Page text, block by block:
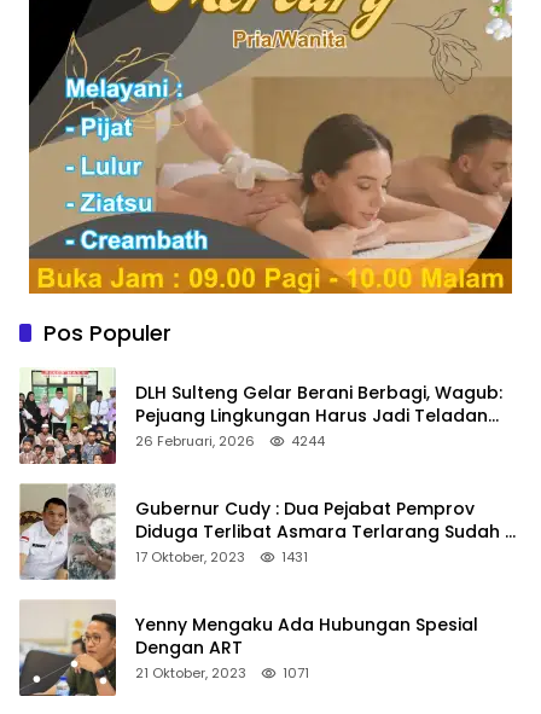
Pos Populer
DLH Sulteng Gelar Berani Berbagi, Wagub:
Pejuang Lingkungan Harus Jadi Teladan
Kepedulian
26 Februari, 2026 4244
Gubernur Cudy : Dua Pejabat Pemprov
Diduga Terlibat Asmara Terlarang Sudah di
Non Job
17 Oktober, 2023 1431
Yenny Mengaku Ada Hubungan Spesial
Dengan ART
21 Oktober, 2023 1071